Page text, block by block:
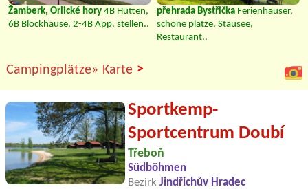
Žamberk, Orlické hory 4B Hütten,
6B Blockhause, 2-4B App, stellen..
přehrada Bystřička Ferienhäuser,
schöne plätze, Stausee,
Restaurant..
Campingplätze» Karte >
Sportkemp-
Sportcentrum Doubí
Třeboň
Südböhmen
Bezirk Jindřichův Hradec